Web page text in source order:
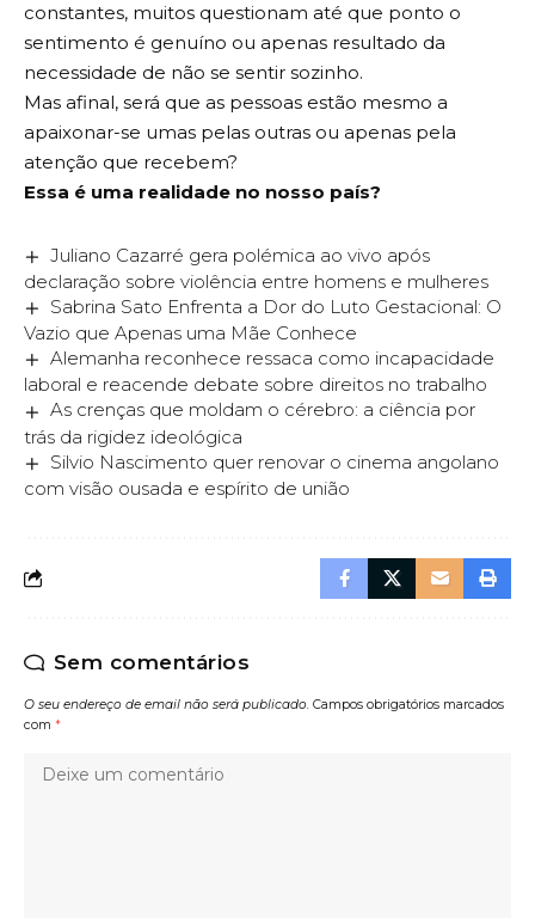
constantes, muitos questionam até que ponto o
sentimento é genuíno ou apenas resultado da
necessidade de não se sentir sozinho.
Mas afinal, será que as pessoas estão mesmo a
apaixonar-se umas pelas outras ou apenas pela
atenção que recebem?
Essa é uma realidade no nosso país?
Juliano Cazarré gera polémica ao vivo após
declaração sobre violência entre homens e mulheres
Sabrina Sato Enfrenta a Dor do Luto Gestacional: O
Vazio que Apenas uma Mãe Conhece
Alemanha reconhece ressaca como incapacidade
laboral e reacende debate sobre direitos no trabalho
As crenças que moldam o cérebro: a ciência por
trás da rigidez ideológica
Silvio Nascimento quer renovar o cinema angolano
com visão ousada e espírito de união
Sem comentários
O seu endereço de email não será publicado. Campos obrigatórios marcados
com *